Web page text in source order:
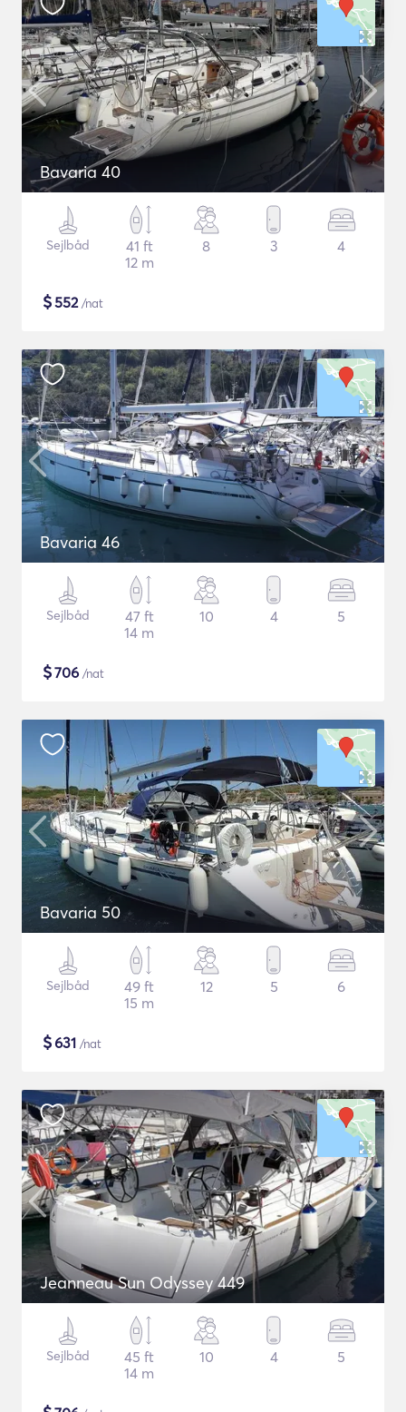
Bavaria 40
Sejlbåd
41 ft
12 m
8 3 4
$552/nat
Bavaria 46
Sejlbåd
47 ft
14 m
10 4 5
$706 /nat
Bavaria 50
Sejlbåd
49 ft
15 m
12 5 6
$631 /nat
Jeanneau Sun Odyssey 449
Sejlbåd
45 ft
14 m
10 4 5